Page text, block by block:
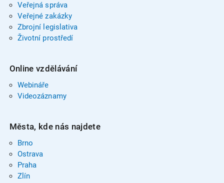
Veřejná správa
Veřejné zakázky
Zbrojní legislativa
Životní prostředí
Online vzdělávání
Webináře
Videozáznamy
Města, kde nás najdete
Brno
Ostrava
Praha
Zlín